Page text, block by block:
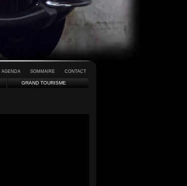
AGENDA SOMMAIRE CONTACT
GRAND TOURISME